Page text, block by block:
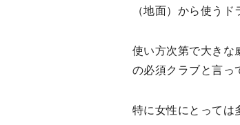
（地面）から使う
使い方次第で大きな
の必須クラブと言っ
特に女性にとっては